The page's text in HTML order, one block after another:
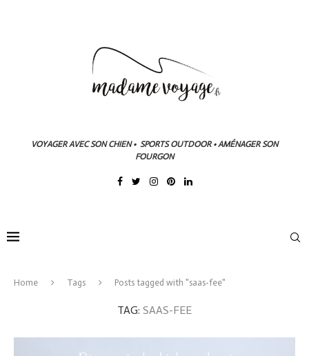
VOYAGER AVEC SON CHIEN • SPORTS OUTDOOR • AMÉNAGER SON
FOURGON
Home Tags Posts tagged with "saas-fee"
TAG: SAAS-FEE